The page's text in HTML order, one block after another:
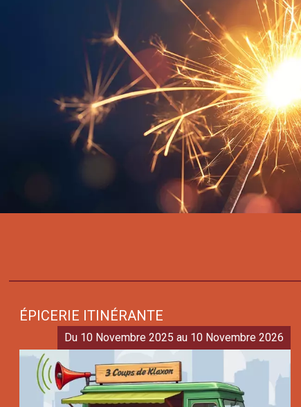
ÉPICERIE ITINÉRANTE
Du 10 Novembre 2025 au 10 Novembre 2026